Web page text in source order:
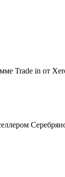
Trade in от